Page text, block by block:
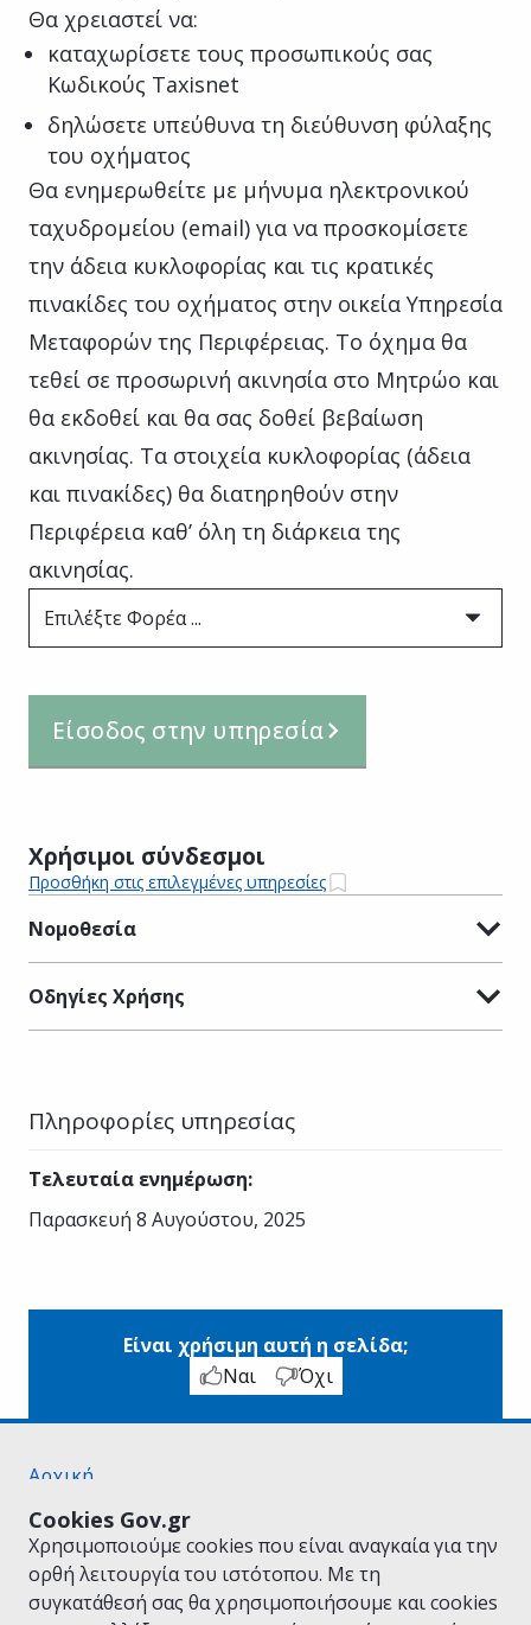
Cookies Gov.gr
Χρησιμοποιούμε cookies που είναι αναγκαία για την
ορθή λειτουργία του ιστότοπου. Με τη
συγκατάθεσή σας θα χρησιμοποιήσουμε και cookies
Θα χρειαστεί να:
καταχωρίσετε τους προσωπικούς σας
Κωδικούς Taxisnet
δηλώσετε υπεύθυνα τη διεύθυνση φύλαξης
του οχήματος
Θα ενημερωθείτε με μήνυμα ηλεκτρονικού
ταχυδρομείου (email) για να προσκομίσετε
την άδεια κυκλοφορίας και τις κρατικές
πινακίδες του οχήματος στην οικεία Υπηρεσία
Μεταφορών της Περιφέρειας. Το όχημα θα
τεθεί σε προσωρινή ακινησία στο Μητρώο και
θα εκδοθεί και θα σας δοθεί βεβαίωση
ακινησίας. Τα στοιχεία κυκλοφορίας (άδεια
και πινακίδες) θα διατηρηθούν στην
Περιφέρεια καθ’ όλη τη διάρκεια της
ακινησίας.
Επιλέξτε Φορέα ...
Είσοδος στην υπηρεσία
Χρήσιμοι σύνδεσμοι
Προσθήκη στις επιλεγμένες υπηρεσίες
Νομοθεσία
Οδηγίες Χρήσης
Πληροφορίες υπηρεσίας
Τελευταία ενημέρωση:
Παρασκευή 8 Αυγούστου, 2025
Είναι χρήσιμη αυτή η σελίδα;
Ναι
Όχι
Αρχική
Όροι Χρήσης
Πολιτική Απορρήτου
Δήλωση προσβασιμότητας
Πολιτική cookies